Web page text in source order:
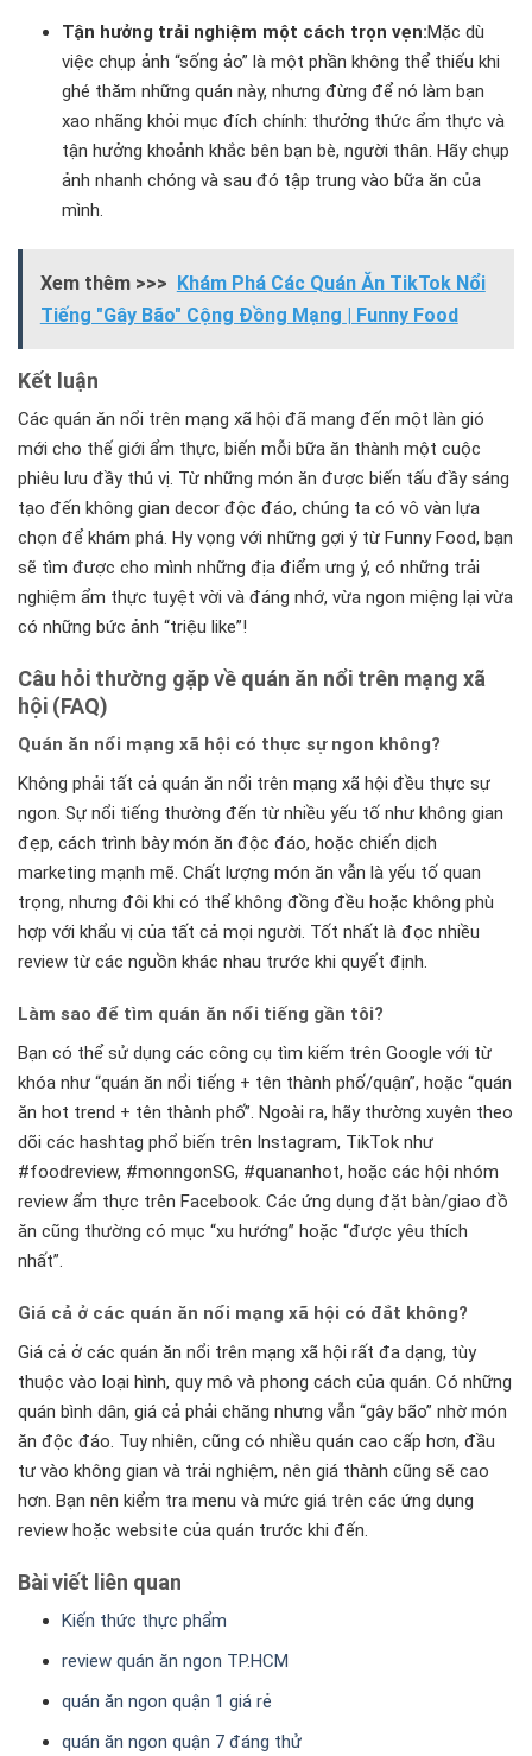
Tận hưởng trải nghiệm một cách trọn vẹn:Mặc dù
việc chụp ảnh “sống ảo” là một phần không thể thiếu khi
ghé thăm những quán này, nhưng đừng để nó làm bạn
xao nhãng khỏi mục đích chính: thưởng thức ẩm thực và
tận hưởng khoảnh khắc bên bạn bè, người thân. Hãy chụp
ảnh nhanh chóng và sau đó tập trung vào bữa ăn của
mình.
Xem thêm >>> Khám Phá Các Quán Ăn TikTok Nổi
Tiếng "Gây Bão" Cộng Đồng Mạng | Funny Food
Kết luận
Các quán ăn nổi trên mạng xã hội đã mang đến một làn gió
mới cho thế giới ẩm thực, biến mỗi bữa ăn thành một cuộc
phiêu lưu đầy thú vị. Từ những món ăn được biến tấu đầy sáng
tạo đến không gian decor độc đáo, chúng ta có vô vàn lựa
chọn để khám phá. Hy vọng với những gợi ý từ Funny Food, bạn
sẽ tìm được cho mình những địa điểm ưng ý, có những trải
nghiệm ẩm thực tuyệt vời và đáng nhớ, vừa ngon miệng lại vừa
có những bức ảnh “triệu like”!
Câu hỏi thường gặp về quán ăn nổi trên mạng xã
hội (FAQ)
Quán ăn nổi mạng xã hội có thực sự ngon không?
Không phải tất cả quán ăn nổi trên mạng xã hội đều thực sự
ngon. Sự nổi tiếng thường đến từ nhiều yếu tố như không gian
đẹp, cách trình bày món ăn độc đáo, hoặc chiến dịch
marketing mạnh mẽ. Chất lượng món ăn vẫn là yếu tố quan
trọng, nhưng đôi khi có thể không đồng đều hoặc không phù
hợp với khẩu vị của tất cả mọi người. Tốt nhất là đọc nhiều
review từ các nguồn khác nhau trước khi quyết định.
Làm sao để tìm quán ăn nổi tiếng gần tôi?
Bạn có thể sử dụng các công cụ tìm kiếm trên Google với từ
khóa như “quán ăn nổi tiếng + tên thành phố/quận”, hoặc “quán
ăn hot trend + tên thành phố”. Ngoài ra, hãy thường xuyên theo
dõi các hashtag phổ biến trên Instagram, TikTok như
#foodreview, #monngonSG, #quananhot, hoặc các hội nhóm
review ẩm thực trên Facebook. Các ứng dụng đặt bàn/giao đồ
ăn cũng thường có mục “xu hướng” hoặc “được yêu thích
nhất”.
Giá cả ở các quán ăn nổi mạng xã hội có đắt không?
Giá cả ở các quán ăn nổi trên mạng xã hội rất đa dạng, tùy
thuộc vào loại hình, quy mô và phong cách của quán. Có những
quán bình dân, giá cả phải chăng nhưng vẫn “gây bão” nhờ món
ăn độc đáo. Tuy nhiên, cũng có nhiều quán cao cấp hơn, đầu
tư vào không gian và trải nghiệm, nên giá thành cũng sẽ cao
hơn. Bạn nên kiểm tra menu và mức giá trên các ứng dụng
review hoặc website của quán trước khi đến.
Bài viết liên quan
Kiến thức thực phẩm
review quán ăn ngon TP.HCM
quán ăn ngon quận 1 giá rẻ
quán ăn ngon quận 7 đáng thử